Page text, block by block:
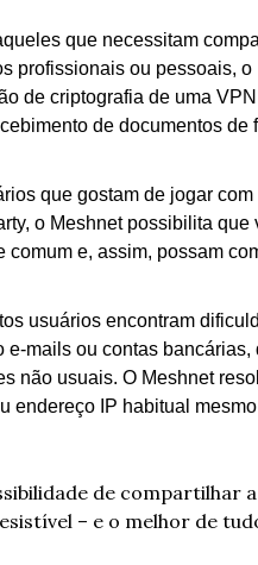
que necessitam
profissionais ou pessoais, o
de criptografia de uma
de documentos de
que gostam de jogar
o Meshnet possibilita que
e, assim, possam
usuários encontram
mails ou contas bancárias,
não usuais. O Meshnet
endereço IP habitual
de compartilhar
– e o melhor de